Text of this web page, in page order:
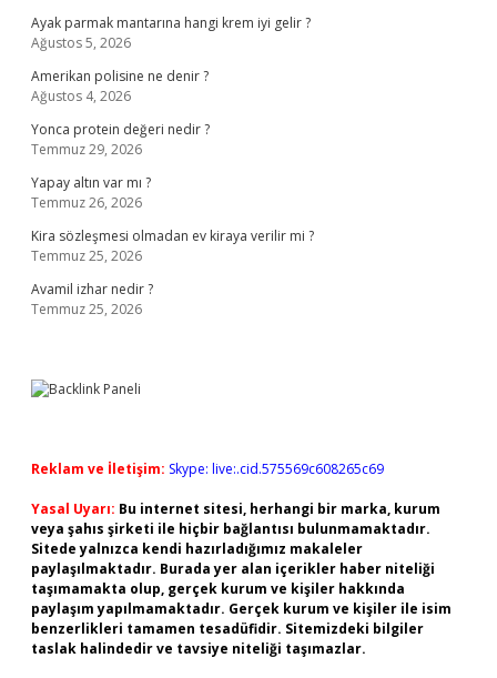
Ayak parmak mantarına hangi krem iyi gelir ?
Ağustos 5, 2026
Amerikan polisine ne denir ?
Ağustos 4, 2026
Yonca protein değeri nedir ?
Temmuz 29, 2026
Yapay altın var mı ?
Temmuz 26, 2026
Kira sözleşmesi olmadan ev kiraya verilir mi ?
Temmuz 25, 2026
Avamil izhar nedir ?
Temmuz 25, 2026
Reklam ve İletişim: Skype: live:.cid.575569c608265c69
Yasal Uyarı: Bu internet sitesi, herhangi bir marka, kurum
veya şahıs şirketi ile hiçbir bağlantısı bulunmamaktadır.
Sitede yalnızca kendi hazırladığımız makaleler
paylaşılmaktadır. Burada yer alan içerikler haber niteliği
taşımamakta olup, gerçek kurum ve kişiler hakkında
paylaşım yapılmamaktadır. Gerçek kurum ve kişiler ile isim
benzerlikleri tamamen tesadüfidir. Sitemizdeki bilgiler
taslak halindedir ve tavsiye niteliği taşımazlar.